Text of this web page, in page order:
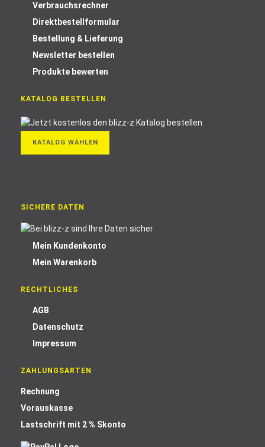
Verbrauchsrechner
Direktbestellformular
Bestellung & Lieferung
Newsletter bestellen
Produkte bewerten
KATALOG BESTELLEN
KATALOG WÄHLEN
SICHERE DATEN
Mein Kundenkonto
Mein Warenkorb
RECHTLICHES
AGB
Datenschutz
Impressum
ZAHLUNGSARTEN
Rechnung
Vorauskasse
Lastschrift mit 2 % Skonto